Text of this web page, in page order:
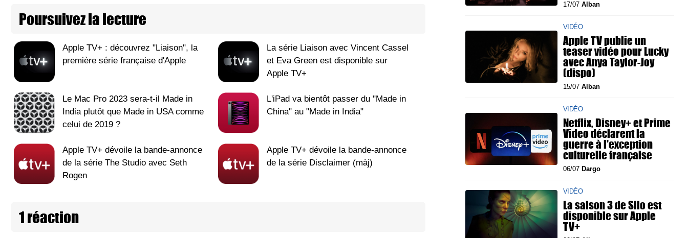
Poursuivez la lecture
Apple TV+ : découvrez "Liaison", la
première série française d'Apple
La série Liaison avec Vincent Cassel
et Eva Green est disponible sur
Apple TV+
Le Mac Pro 2023 sera-t-il Made in
India plutôt que Made in USA comme
celui de 2019 ?
L'iPad va bientôt passer du "Made in
China" au "Made in India"
Apple TV+ dévoile la bande-annonce
de la série The Studio avec Seth
Rogen
Apple TV+ dévoile la bande-annonce
de la série Disclaimer (màj)
1 réaction
17/07 Alban
VIDÉO
Apple TV publie un
teaser vidéo pour Lucky
avec Anya Taylor-Joy
(dispo)
15/07 Alban
VIDÉO
Netflix, Disney+ et Prime
Video déclarent la
guerre à l'exception
culturelle française
06/07 Dargo
VIDÉO
La saison 3 de Silo est
disponible sur Apple
TV+